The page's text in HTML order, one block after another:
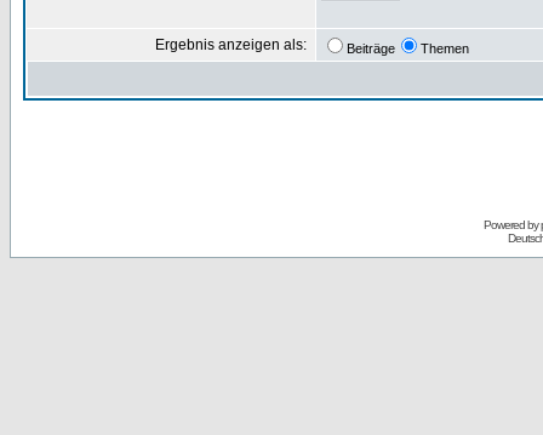
Ergebnis anzeigen als: Beiträge Themen
Powered by